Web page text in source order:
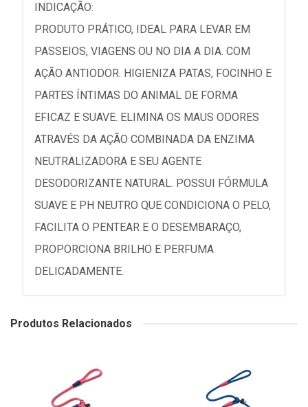
INDICAÇÃO:
PRODUTO PRÁTICO, IDEAL PARA LEVAR EM
PASSEIOS, VIAGENS OU NO DIA A DIA. COM
AÇÃO ANTIODOR. HIGIENIZA PATAS, FOCINHO E
PARTES ÍNTIMAS DO ANIMAL DE FORMA
EFICAZ E SUAVE. ELIMINA OS MAUS ODORES
ATRAVÉS DA AÇÃO COMBINADA DA ENZIMA
NEUTRALIZADORA E SEU AGENTE
DESODORIZANTE NATURAL. POSSUI FÓRMULA
SUAVE E PH NEUTRO QUE CONDICIONA O PELO,
FACILITA O PENTEAR E O DESEMBARAÇO,
PROPORCIONA BRILHO E PERFUMA
DELICADAMENTE.
Produtos Relacionados